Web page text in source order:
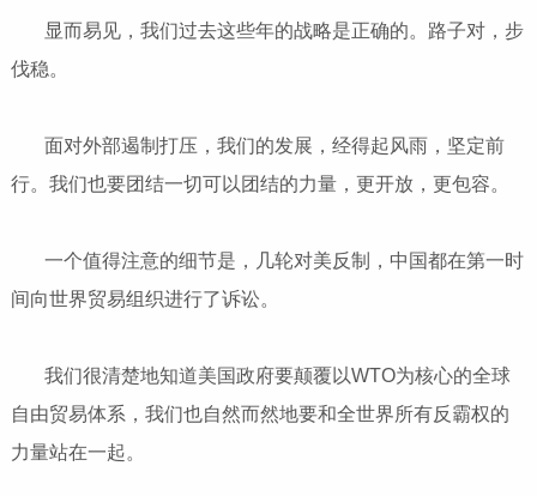
显而易见，我们过去这些年的战略是正确的。路子对，步
伐稳。
面对外部遏制打压，我们的发展，经得起风雨，坚定前
行。我们也要团结一切可以团结的力量，更开放，更包容。
一个值得注意的细节是，几轮对美反制，中国都在第一时
间向世界贸易组织进行了诉讼。
我们很清楚地知道美国政府要颠覆以WTO为核心的全球
自由贸易体系，我们也自然而然地要和全世界所有反霸权的
力量站在一起。